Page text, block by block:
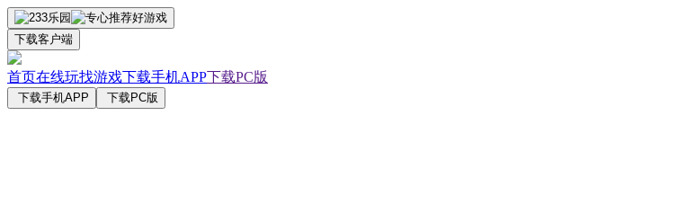
下载客户端
首页在线玩找游戏下载手机APP下载PC版
下载手机APP 下载PC版